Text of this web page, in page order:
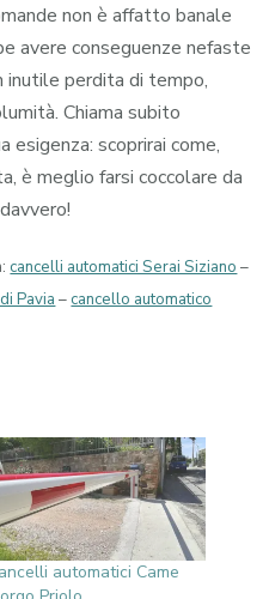
non è affatto banale
avere conseguenze nefaste
inutile perdita di tempo,
Chiama subito
esigenza: scoprirai come,
è meglio farsi coccolare da
cancelli automatici Serai Siziano –
Pavia –cancello automatico
automatici Came